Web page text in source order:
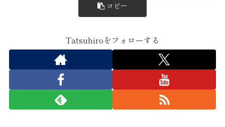
コピー
Tatsuhiroをフォローする